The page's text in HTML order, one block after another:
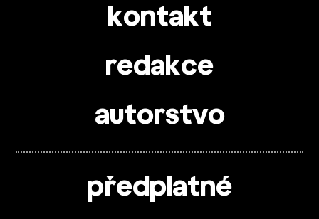
kontakt
redakce
autorstvo
předplatné